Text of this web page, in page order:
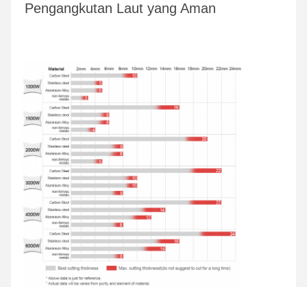
Pengangkutan Laut yang Aman